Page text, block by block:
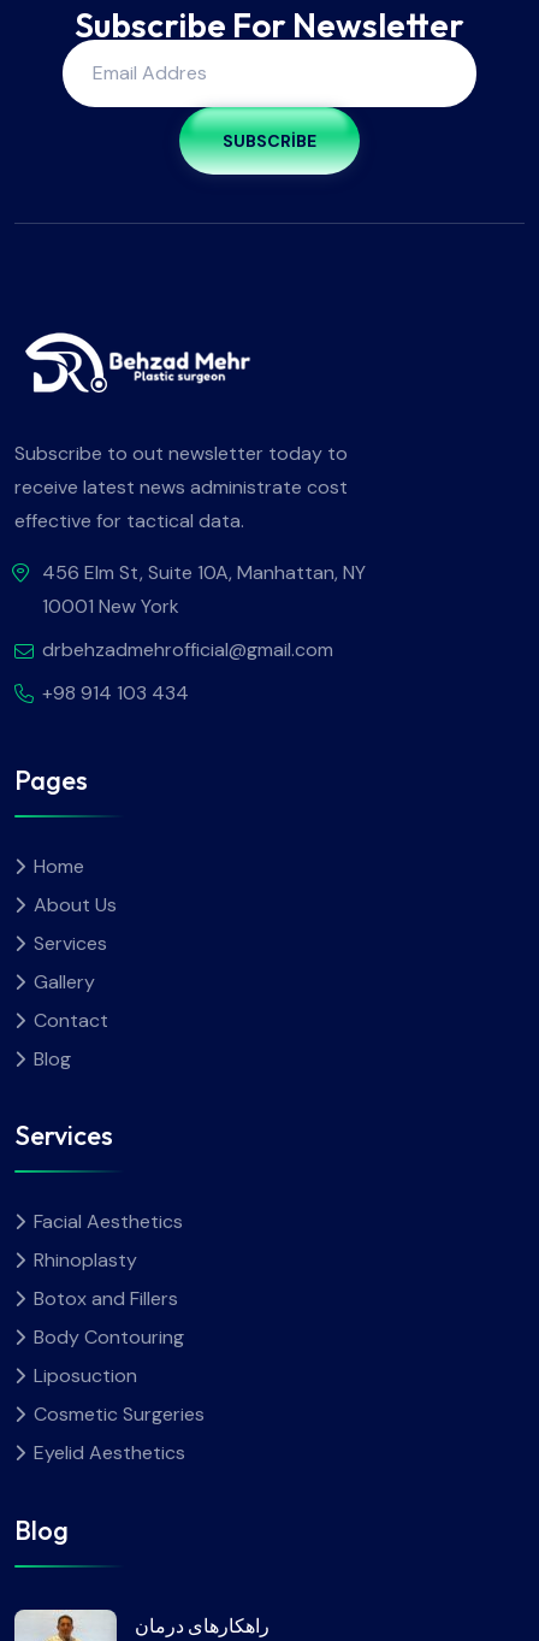
Subscribe For Newsletter
SUBSCRIBE
Subscribe to out newsletter today to
receive latest news administrate cost
effective for tactical data.
456 Elm St, Suite 10A, Manhattan, NY
10001 New York
drbehzadmehrofficial@gmail.com
+98 914 103 434
Pages
Home
About Us
Services
Gallery
Contact
Blog
Services
Facial Aesthetics
Rhinoplasty
Botox and Fillers
Body Contouring
Liposuction
Cosmetic Surgeries
Eyelid Aesthetics
Blog
راهکارهای درمان